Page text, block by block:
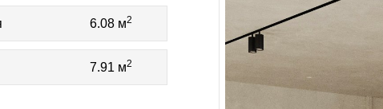
6.08 м2
7.91 м2